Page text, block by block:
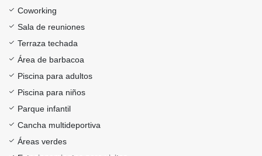
Coworking
Sala de reuniones
Terraza techada
Área de barbacoa
Piscina para adultos
Piscina para niños
Parque infantil
Cancha multideportiva
Áreas verdes